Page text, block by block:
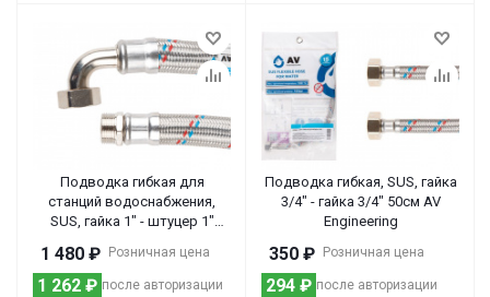
Подводка гибкая для
станций водоснабжения,
SUS, гайка 1" - штуцер 1"
Розничная цена
1 480 ₽
после авторизации
1 262 ₽
Подводка гибкая, SUS, гайка
3/4" - гайка 3/4" 50см AV
Engineering
Розничная цена
350 ₽
после авторизации
294 ₽